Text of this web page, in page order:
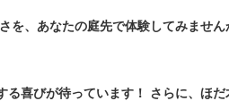
を、あなたの庭先で体験してみません
喜びが待っています！ さらに、ほ